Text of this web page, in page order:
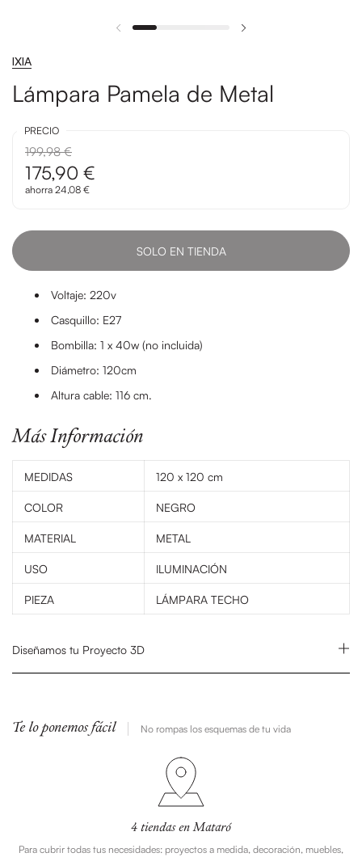
IXIA
Lámpara Pamela de Metal
PRECIO
175,90 €
199,98 €
ahorra 24,08 €
SOLO EN TIENDA
Voltaje: 220v
Casquillo: E27
Bombilla: 1 x 40w (no incluida)
Diámetro: 120cm
Altura cable: 116 cm.
Más Información
MEDIDAS 120 x 120 cm
COLOR NEGRO
MATERIAL METAL
USO ILUMINACIÓN
PIEZA LÁMPARA TECHO
Diseñamos tu Proyecto 3D
Te lo ponemos fácil No rompas los esquemas de tu vida
4 tiendas en Mataró
Para cubrir todas tus necesidades: proyectos a medida, decoración, muebles,